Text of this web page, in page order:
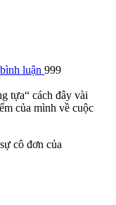
bình luận 999
tựa“ cách đây vài
của mình về cuộc